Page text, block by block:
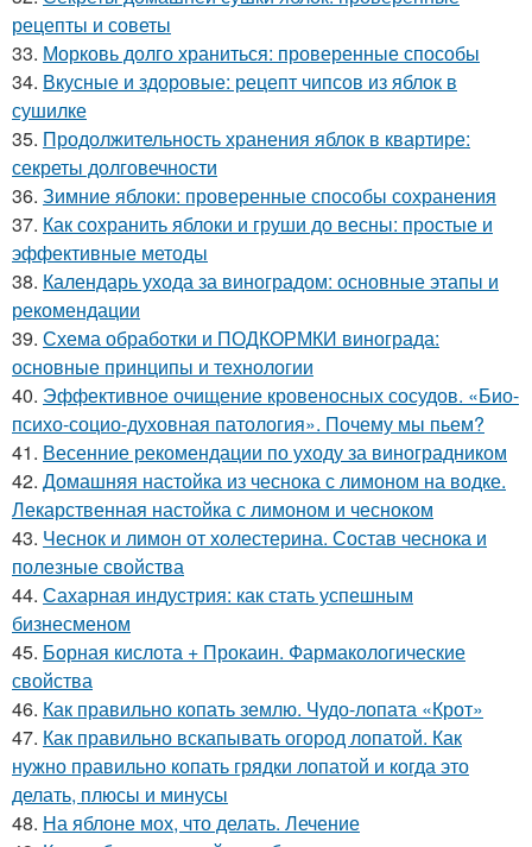
рецепты и советы
33. Морковь долго храниться: проверенные способы
34. Вкусные и здоровые: рецепт чипсов из яблок в
сушилке
35. Продолжительность хранения яблок в квартире:
секреты долговечности
36. Зимние яблоки: проверенные способы сохранения
37. Как сохранить яблоки и груши до весны: простые и
эффективные методы
38. Календарь ухода за виноградом: основные этапы и
рекомендации
39. Схема обработки и ПОДКОРМКИ винограда:
основные принципы и технологии
40. Эффективное очищение кровеносных сосудов. «Био-
психо-социо-духовная патология». Почему мы пьем?
41. Весенние рекомендации по уходу за виноградником
42. Домашняя настойка из чеснока с лимоном на водке.
Лекарственная настойка с лимоном и чесноком
43. Чеснок и лимон от холестерина. Состав чеснока и
полезные свойства
44. Сахарная индустрия: как стать успешным
бизнесменом
45. Борная кислота + Прокаин. Фармакологические
свойства
46. Как правильно копать землю. Чудо-лопата «Крот»
47. Как правильно вскапывать огород лопатой. Как
нужно правильно копать грядки лопатой и когда это
делать, плюсы и минусы
48. На яблоне мох, что делать. Лечение